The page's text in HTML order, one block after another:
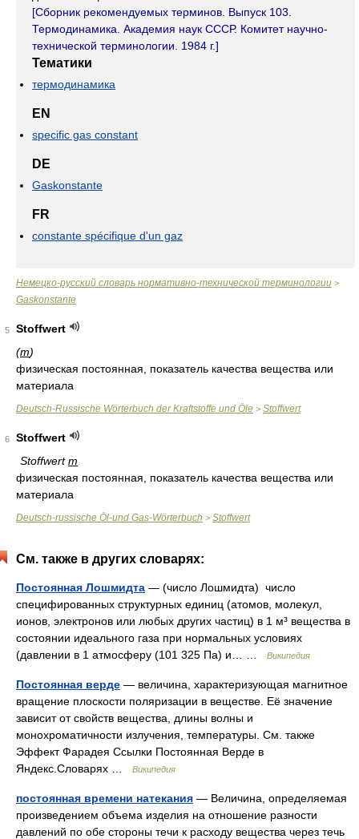
[Сборник рекомендуемых терминов. Выпуск 103.
Термодинамика. Академия наук СССР. Комитет научно-
технической терминологии. 1984 г.]
Тематики
термодинамика
EN
specific gas constant
DE
Gaskonstante
FR
constante spécifique d'un gaz
Немецко-русский словарь нормативно-технической терминологии >
Gaskonstante
5
Stoffwert
(m)
физическая постоянная, показатель качества вещества или
материала
Deutsch-Russische Wörterbuch der Kraftstoffe und Öle > Stoffwert
6
Stoffwert
Stoffwertm
физическая постоянная, показатель качества вещества или
материала
Deutsch-russische Öl-und Gas-Wörterbuch > Stoffwert
См. также в других словарях:
Постоянная Лошмидта — (число Лошмидта) число
специфированных структурных единиц (атомов, молекул,
ионов, электронов или любых других частиц) в 1 м³ вещества в
состоянии идеального газа при нормальных условиях
(давлении в 1 атмосферу (101 325 Па) и… …
Википедия
Постоянная верде — величина, характеризующая магнитное
вращение плоскости поляризации в веществе. Её значение
зависит от свойств вещества, длины волны и
монохроматичности излучения, температуры. См. также
Эффект Фарадея Ссылки Постоянная Верде в
Яндекс.Словарях …
Википедия
постоянная времени натекания — Величина, определяемая
произведением объема изделия на отношение разности
давлений по обе стороны течи к расходу вещества через течь